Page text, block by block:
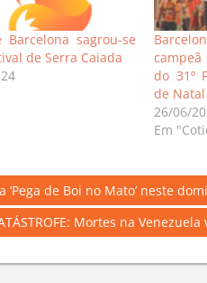
Barcelona sagrou-se
de Serra Caiada
do 31º
de Natal
26/06/
Em
‘Pega de Boi no Mato’ neste
Mortes na